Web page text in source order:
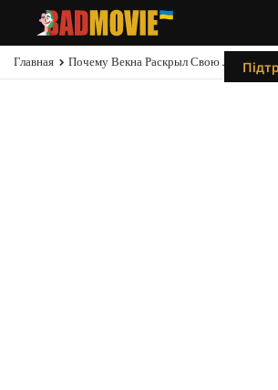
Главная Почему Векна Раскрыл Свою Личность